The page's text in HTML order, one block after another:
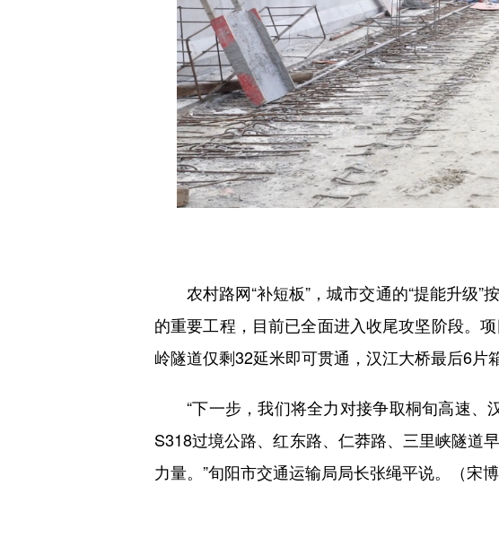
农村路网“补短板”，城市交通的“提能升级”
的重要工程，目前已全面进入收尾攻坚阶段。
岭隧道仅剩32延米即可贯通，汉江大桥最后6片
“下一步，我们将全力对接争取桐旬高速、
S318过境公路、红东路、仁莽路、三里峡隧道
力量。”旬阳市交通运输局局长张绳平说。（宋博